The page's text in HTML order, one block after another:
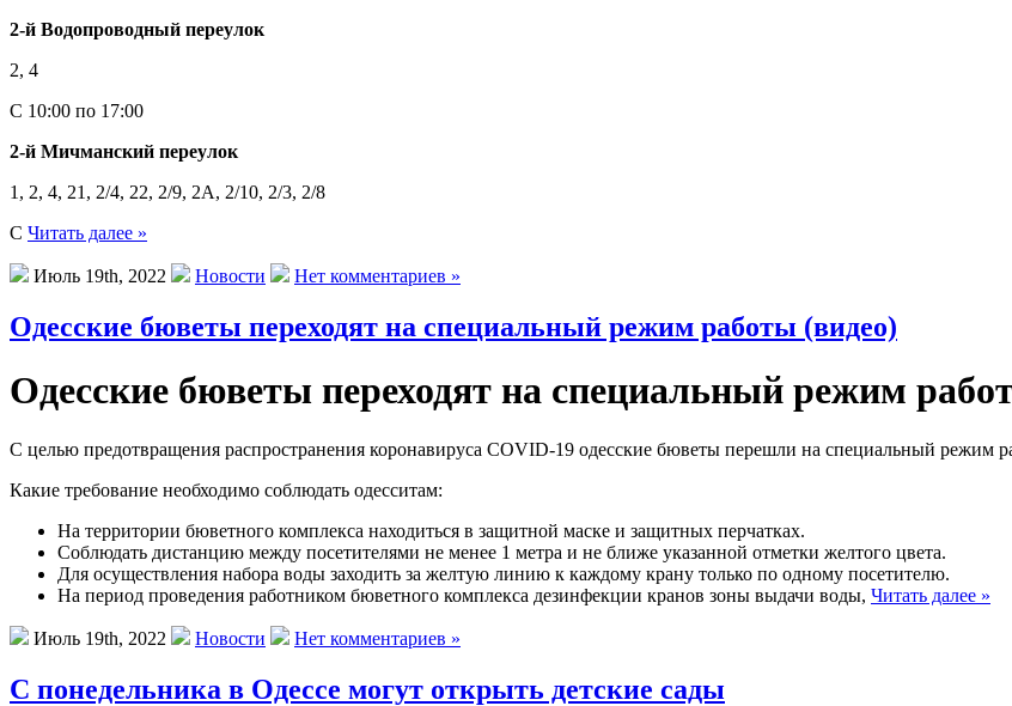
2-й Водопроводный переулок
2, 4
С 10:00 по 17:00
2-й Мичманский переулок
1, 2, 4, 21, 2/4, 22, 2/9, 2А, 2/10, 2/3, 2/8
С Читать далее »
Июль 19th, 2022 Новости Нет комментариев »
Одесские бюветы переходят на специальный режим работы (видео)
Одесские бюветы переходят на специальный режим
С целью предотвращения распространения коронавируса COVID-19 одесские бюветы перешли на специальный
Какие требование необходимо соблюдать одесситам:
На территории бюветного комплекса находиться в защитной маске и защитных перчатках.
Соблюдать дистанцию ​​между посетителями не менее 1 метра и не ближе указанной отметки желтого цвета.
Для осуществления набора воды заходить за желтую линию к каждому крану только по одному посетителю.
На период проведения работником бюветного комплекса дезинфекции кранов зоны выдачи воды, Читать далее »
Июль 19th, 2022 Новости Нет комментариев »
С понедельника в Одессе могут открыть детские сады